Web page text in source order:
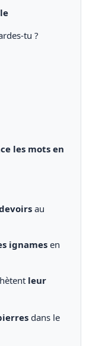
tu ?
les mots en
au
ignames en
leur
dans le